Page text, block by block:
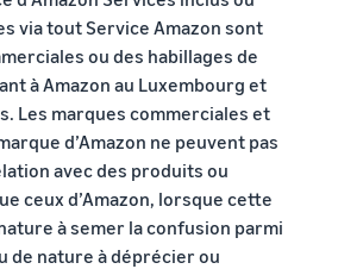
via tout Service Amazon sont
ou des habillages de
à Amazon au Luxembourg et
Les marques commerciales et
d’Amazon ne peuvent pas
avec des produits ou
ceux d’Amazon, lorsque cette
à semer la confusion parmi
de nature à déprécier ou